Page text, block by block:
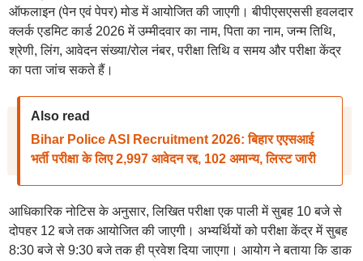
ऑफलाइन (पेन एवं पेपर) मोड में आयोजित की जाएगी। बीपीएसएससी हवलदार
क्लर्क एडमिट कार्ड 2026 में उम्मीदवार का नाम, पिता का नाम, जन्म तिथि,
श्रेणी, लिंग, आवेदन संख्या/रोल नंबर, परीक्षा तिथि व समय और परीक्षा केंद्र
का पता जांच सकते हैं।
Also read
Bihar Police ASI Recruitment 2026: बिहार एएसआई
भर्ती परीक्षा के लिए 2,997 आवेदन रद्द, 102 अमान्य, लिस्ट जारी
आधिकारिक नोटिस के अनुसार, लिखित परीक्षा एक पाली में सुबह 10 बजे से
दोपहर 12 बजे तक आयोजित की जाएगी। अभ्यर्थियों को परीक्षा केंद्र में सुबह
8:30 बजे से 9:30 बजे तक ही प्रवेश दिया जाएगा। आयोग ने बताया कि डाक